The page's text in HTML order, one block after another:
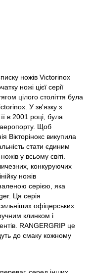
ножів Victorinox
ножі цієї серії
цілого століття була
У зв'язку з
в 2001 році, була
Щоб
Вікторінокс викупила
стати єдиним
у всьому світі.
конкуруючих
ножів
серією, яка
Ця серія
офіцерських
клинком і
RANGERGRIP це
до смаку кожному